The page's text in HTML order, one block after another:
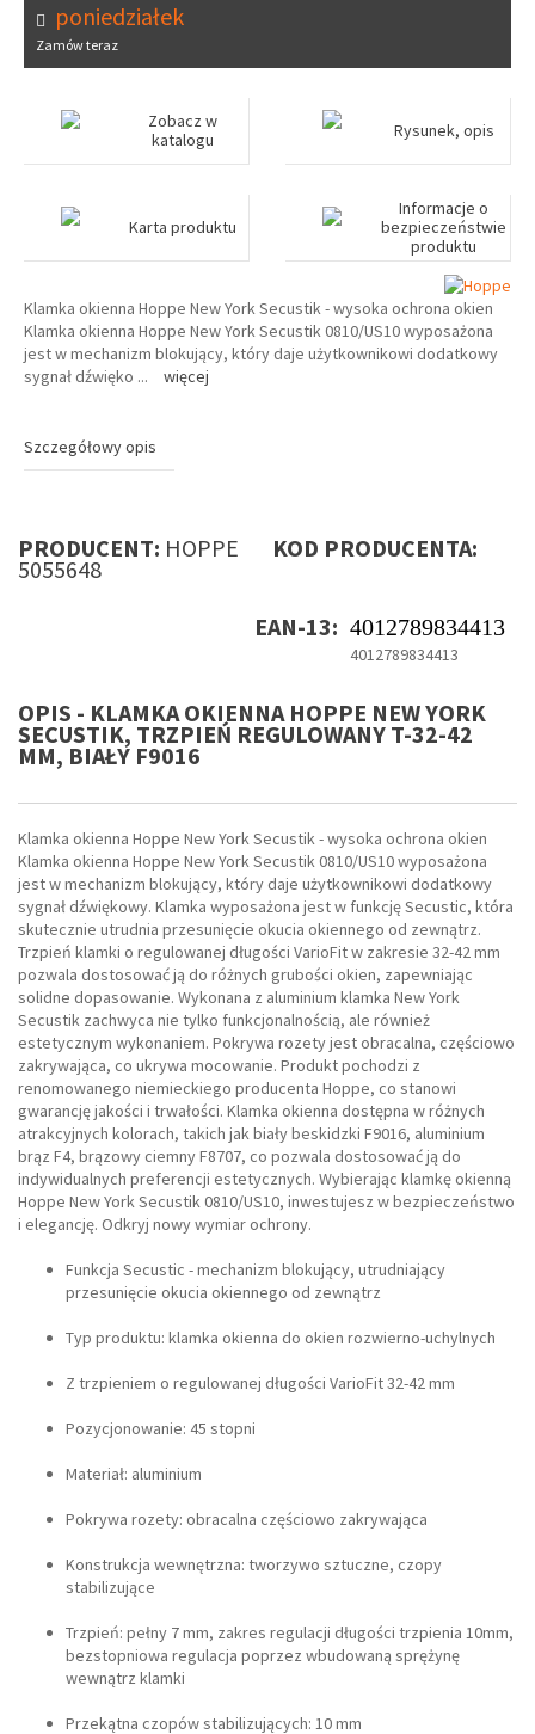
poniedziałek
Zamów teraz
Zobacz w
katalogu
Rysunek, opis
Karta produktu
Informacje o
bezpieczeństwie
produktu
Klamka okienna Hoppe New York Secustik - wysoka ochrona okien
Klamka okienna Hoppe New York Secustik 0810/US10 wyposażona
jest w mechanizm blokujący, który daje użytkownikowi dodatkowy
sygnał dźwięko ... więcej
Szczegółowy opis
PRODUCENT: HOPPE KOD PRODUCENTA:
5055648
EAN-13: 4012789834413
4012789834413
OPIS - KLAMKA OKIENNA HOPPE NEW YORK
SECUSTIK, TRZPIEŃ REGULOWANY T-32-42
MM, BIAŁY F9016
Klamka okienna Hoppe New York Secustik - wysoka ochrona okien
Klamka okienna Hoppe New York Secustik 0810/US10 wyposażona
jest w mechanizm blokujący, który daje użytkownikowi dodatkowy
sygnał dźwiękowy. Klamka wyposażona jest w funkcję Secustic, która
skutecznie utrudnia przesunięcie okucia okiennego od zewnątrz.
Trzpień klamki o regulowanej długości VarioFit w zakresie 32-42 mm
pozwala dostosować ją do różnych grubości okien, zapewniając
solidne dopasowanie. Wykonana z aluminium klamka New York
Secustik zachwyca nie tylko funkcjonalnością, ale również
estetycznym wykonaniem. Pokrywa rozety jest obracalna, częściowo
zakrywająca, co ukrywa mocowanie. Produkt pochodzi z
renomowanego niemieckiego producenta Hoppe, co stanowi
gwarancję jakości i trwałości. Klamka okienna dostępna w różnych
atrakcyjnych kolorach, takich jak biały beskidzki F9016, aluminium
brąz F4, brązowy ciemny F8707, co pozwala dostosować ją do
indywidualnych preferencji estetycznych. Wybierając klamkę okienną
Hoppe New York Secustik 0810/US10, inwestujesz w bezpieczeństwo
i elegancję. Odkryj nowy wymiar ochrony.
Funkcja Secustic - mechanizm blokujący, utrudniający
przesunięcie okucia okiennego od zewnątrz
Typ produktu: klamka okienna do okien rozwierno-uchylnych
Z trzpieniem o regulowanej długości VarioFit 32-42 mm
Pozycjonowanie: 45 stopni
Materiał: aluminium
Pokrywa rozety: obracalna częściowo zakrywająca
Konstrukcja wewnętrzna: tworzywo sztuczne, czopy
stabilizujące
Trzpień: pełny 7 mm, zakres regulacji długości trzpienia 10mm,
bezstopniowa regulacja poprzez wbudowaną sprężynę
wewnątrz klamki
Przekątna czopów stabilizujących: 10 mm